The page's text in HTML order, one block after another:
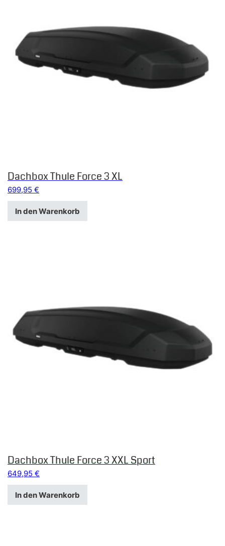
Dachbox Thule Force 3 XL
699,95 €
In den Warenkorb
Dachbox Thule Force 3 XXL Sport
649,95 €
In den Warenkorb